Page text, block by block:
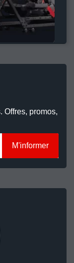
Offres, promos,
M'informer